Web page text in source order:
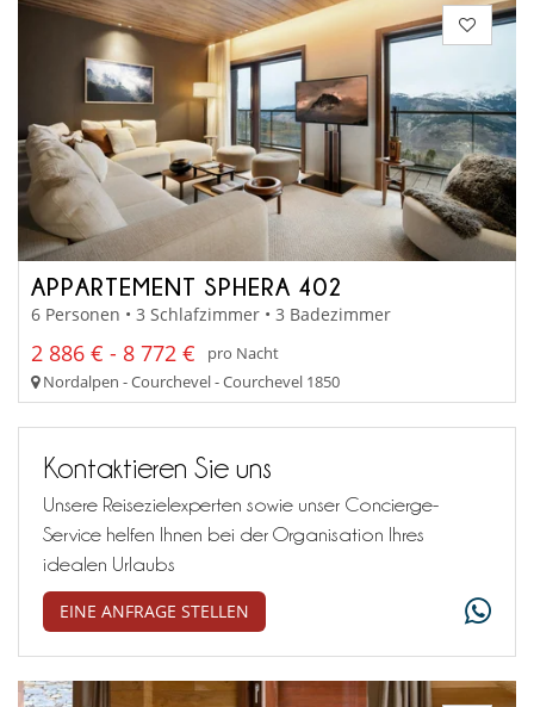
APPARTEMENT SPHERA 402
6 Personen • 3 Schlafzimmer • 3 Badezimmer
2 886 € - 8 772 €
pro Nacht
Nordalpen - Courchevel - Courchevel 1850
Kontaktieren Sie uns
Unsere Reisezielexperten sowie unser Concierge-
Service helfen Ihnen bei der Organisation Ihres
idealen Urlaubs
EINE ANFRAGE STELLEN